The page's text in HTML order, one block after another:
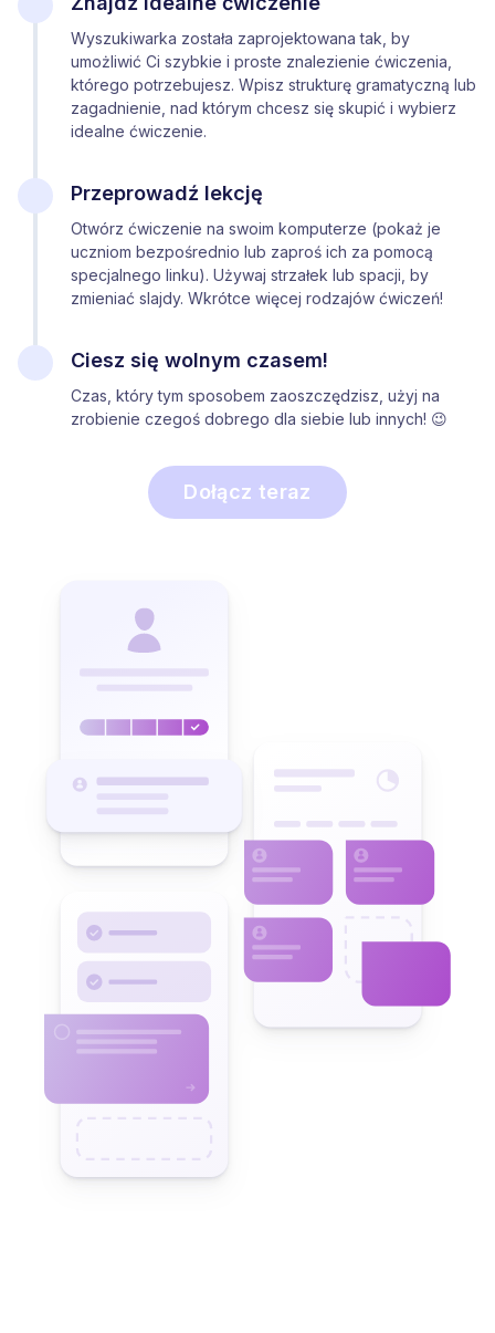
Wyszukiwarka została zaprojektowana tak, by
umożliwić Ci szybkie i proste znalezienie ćwiczenia,
którego potrzebujesz. Wpisz strukturę gramatyczną lub
zagadnienie, nad którym chcesz się skupić i wybierz
idealne ćwiczenie.
Przeprowadź lekcję
Otwórz ćwiczenie na swoim komputerze (pokaż je
uczniom bezpośrednio lub zaproś ich za pomocą
specjalnego linku). Używaj strzałek lub spacji, by
zmieniać slajdy. Wkrótce więcej rodzajów ćwiczeń!
Ciesz się wolnym czasem!
Czas, który tym sposobem zaoszczędzisz, użyj na
zrobienie czegoś dobrego dla siebie lub innych! 😉
Dołącz teraz